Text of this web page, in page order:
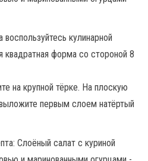
кулинарной
форма со стороной 8
на крупной тёрке. На плоскую
первым слоем натёртый